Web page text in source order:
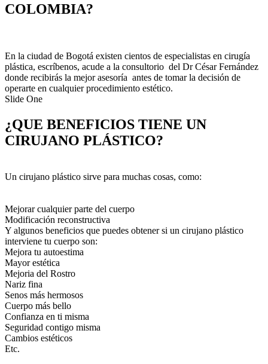
COLOMBIA?
En la ciudad de Bogotá existen cientos de especialistas en cirugía
plástica, escríbenos, acude a la consultorio del Dr César Fernández
donde recibirás la mejor asesoría antes de tomar la decisión de
operarte en cualquier procedimiento estético.
Slide One
¿QUE BENEFICIOS TIENE UN
CIRUJANO PLÁSTICO?
Un cirujano plástico sirve para muchas cosas, como:
Mejorar cualquier parte del cuerpo
Modificación reconstructiva
Y algunos beneficios que puedes obtener si un cirujano plástico
interviene tu cuerpo son:
Mejora tu autoestima
Mayor estética
Mejoria del Rostro
Nariz fina
Senos más hermosos
Cuerpo más bello
Confianza en ti misma
Seguridad contigo misma
Cambios estéticos
Etc.